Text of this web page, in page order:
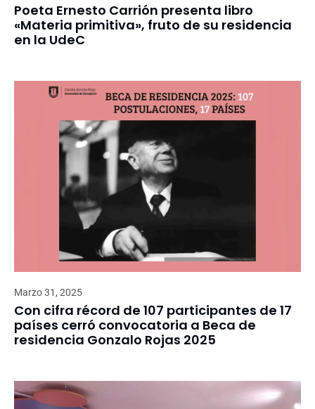
Poeta Ernesto Carrión presenta libro
«Materia primitiva», fruto de su residencia
en la UdeC
Marzo 31, 2025
Con cifra récord de 107 participantes de 17
países cerró convocatoria a Beca de
residencia Gonzalo Rojas 2025